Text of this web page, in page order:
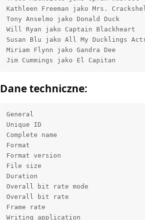
Kathleen Freeman jako Mrs.
Tony Anselmo jako Donald Duck
Will Ryan jako Captain Blackheart
Susan Blu jako All My Ducklings
Miriam Flynn jako Gandra Dee
Dane techniczne:
General
Unique ID
Complete name                            :
Format
Format version
File size
Duration
Overall bit rate mode
Overall bit rate
Frame rate
Writing application